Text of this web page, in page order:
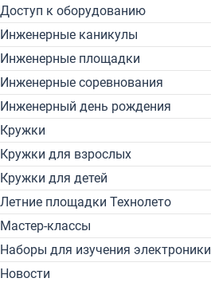
Доступ к оборудованию
Инженерные каникулы
Инженерные площадки
Инженерные соревнования
Инженерный день рождения
Кружки
Кружки для взрослых
Кружки для детей
Летние площадки Технолето
Мастер-классы
Наборы для изучения электроники
Новости